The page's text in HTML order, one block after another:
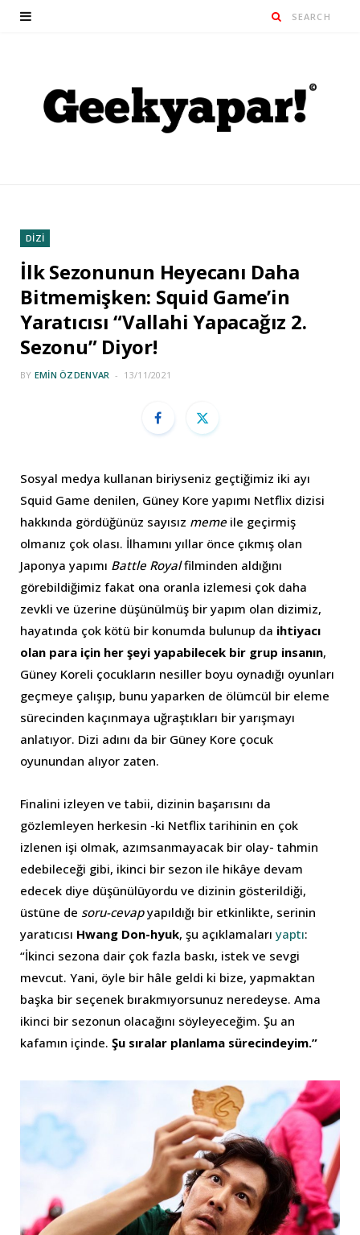
DİZİ
İlk Sezonunun Heyecanı Daha
Bitmemişken: Squid Game’in
Yaratıcısı “Vallahi Yapacağız 2.
Sezonu” Diyor!
BY EMIN ÖZDENVAR 13/11/2021
Sosyal medya kullanan biriyseniz geçtiğimiz iki ayı
Squid Game denilen, Güney Kore yapımı Netflix dizisi
hakkında gördüğünüz sayısız meme ile geçirmiş
olmanız çok olası. İlhamını yıllar önce çıkmış olan
Japonya yapımı Battle Royalfilminden aldığını
görebildiğimiz fakat ona oranla izlemesi çok daha
zevkli ve üzerine düşünülmüş bir yapım olan dizimiz,
hayatında çok kötü bir konumda bulunup da ihtiyacı
olan para için her şeyi yapabilecek bir grup insanın,
Güney Koreli çocukların nesiller boyu oynadığı oyunları
geçmeye çalışıp, bunu yaparken de ölümcül bir eleme
sürecinden kaçınmaya uğraştıkları bir yarışmayı
anlatıyor. Dizi adını da bir Güney Kore çocuk
oyunundan alıyor zaten.
Finalini izleyen ve tabii, dizinin başarısını da
gözlemleyen herkesin -ki Netflix tarihinin en çok
izlenen işi olmak, azımsanmayacak bir olay- tahmin
edebileceği gibi, ikinci bir sezon ile hikâye devam
edecek diye düşünülüyordu ve dizinin gösterildiği,
üstüne de soru-cevapyapıldığı bir etkinlikte, serinin
yaratıcısı Hwang Don-hyuk, şu açıklamaları yaptı:
“İkinci sezona dair çok fazla baskı, istek ve sevgi
mevcut. Yani, öyle bir hâle geldi ki bize, yapmaktan
başka bir seçenek bırakmıyorsunuz neredeyse. Ama
ikinci bir sezonun olacağını söyleyeceğim. Şu an
kafamın içinde. Şu sıralar planlama sürecindeyim.”